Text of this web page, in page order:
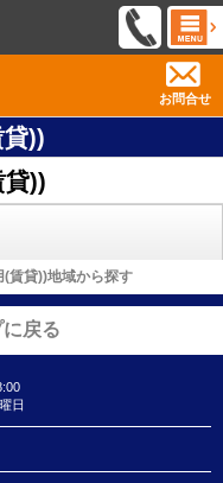
お問合せ
))
貸))
(賃貸))地域から探す
戻る
日